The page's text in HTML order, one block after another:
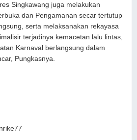
Singkawang juga melakukan
dan Pengamanan secar tertutup
serta melaksanakan rekayasa
terjadinya kemacetan lalu lintas,
Karnaval berlangsung dalam
Pungkasnya.